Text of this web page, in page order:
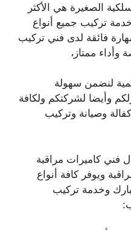
الصغيرة هي الأكثر
تركيب جميع أنواع
فائقة لدى فني تركيب
ممتاز،
لنضمن سهولة
وأيضا لشركتكم ولكافة
وصيانة وتركيب
فني كاميرات مراقبة
ويوفر كافة أنواع
وخدمة تركيب